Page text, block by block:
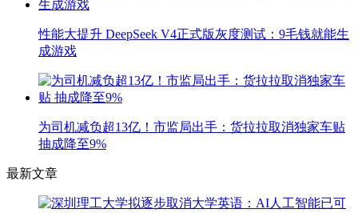
性能大提升 DeepSeek V4正式版灰度测试：9毛钱就能生
成游戏
为司机减负超13亿！市监局出手：货拉拉取消独家车贴
抽成降至9%
最新文章